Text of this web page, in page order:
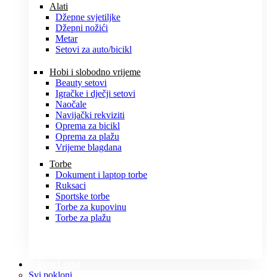
Alati
Džepne svjetiljke
Džepni nožići
Metar
Setovi za auto/bicikl
Hobi i slobodno vrijeme
Beauty setovi
Igračke i dječji setovi
Naočale
Navijački rekviziti
Oprema za bicikl
Oprema za plažu
Vrijeme blagdana
Torbe
Dokument i laptop torbe
Ruksaci
Sportske torbe
Torbe za kupovinu
Torbe za plažu
Svi pokloni